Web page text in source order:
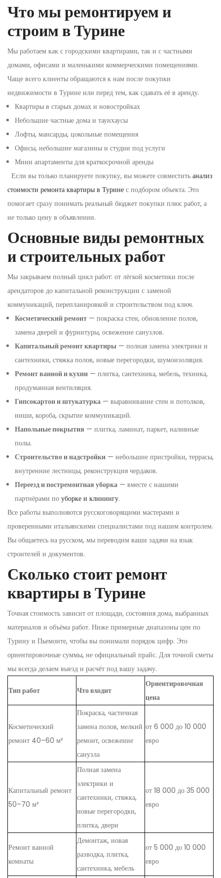
Что мы ремонтируем и
строим в Турине
Мы работаем как с городскими квартирами, так и с частными
домами, офисами и маленькими коммерческими помещениями.
Чаще всего клиенты обращаются к нам после покупки
недвижимости в Турине или перед тем, как сдавать её в аренду.
Квартиры в старых домах и новостройках
Небольшие частные дома и таунхаусы
Лофты, мансарды, цокольные помещения
Офисы, небольшие магазины и студии под услуги
Мини апартаменты для краткосрочной аренды
Если вы только планируете покупку, вы можете совместить анализ
стоимости ремонта квартиры в Турине с подбором объекта. Это
помогает сразу понимать реальный бюджет покупки плюс работ, а
не только цену в объявлении.
Основные виды ремонтных
и строительных работ
Мы закрываем полный цикл работ: от лёгкой косметики после
арендаторов до капитальной реконструкции с заменой
коммуникаций, перепланировкой и строительством под ключ.
Косметический ремонт — покраска стен, обновление полов,
замена дверей и фурнитуры, освежение санузлов.
Капитальный ремонт квартиры — полная замена электрики и
сантехники, стяжка полов, новые перегородки, шумоизоляция.
Ремонт ванной и кухни — плитка, сантехника, мебель, техника,
продуманная вентиляция.
Гипсокартон и штукатурка — выравнивание стен и потолков,
ниши, короба, скрытие коммуникаций.
Напольные покрытия — плитка, ламинат, паркет, наливные
полы.
Строительство и надстройки — небольшие пристройки, террасы,
внутренние лестницы, реконструкция чердаков.
Переезд и постремонтная уборка — вместе с нашими
партнёрами по уборке и клинингу.
Все работы выполняются русскоговорящими мастерами и
проверенными итальянскими специалистами под нашим контролем.
Вы общаетесь на русском, мы переводим ваши задачи на язык
строителей и документов.
Сколько стоит ремонт
квартиры в Турине
Точная стоимость зависит от площади, состояния дома, выбранных
материалов и объёма работ. Ниже примерные диапазоны цен по
Турину и Пьемонте, чтобы вы понимали порядок цифр. Это
ориентировочные суммы, не официальный прайс. Для точной сметы
мы всегда делаем выезд и расчёт под вашу задачу.
Тип работ Что входит
Ориентировочная
цена
Косметический
ремонт 40–60 м²
Покраска, частичная
замена полов, мелкий
ремонт, освежение
санузла
от 6 000 до 10 000
евро
Капитальный ремонт
50–70 м²
Полная замена
электрики и
сантехники, стяжка,
новые перегородки,
плитка, двери
от 18 000 до 35 000
евро
Ремонт ванной
комнаты
Демонтаж, новая
разводка, плитка,
сантехника, мебель
от 5 000 до 10 000
евро